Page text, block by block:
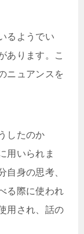
るようでい
あります。こ
ニュアンスを
したのか
用いられま
自身の思考、
る際に使われ
用され、話の